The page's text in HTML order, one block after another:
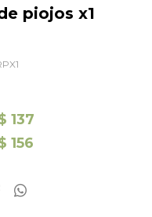
piojos x1
137
156
